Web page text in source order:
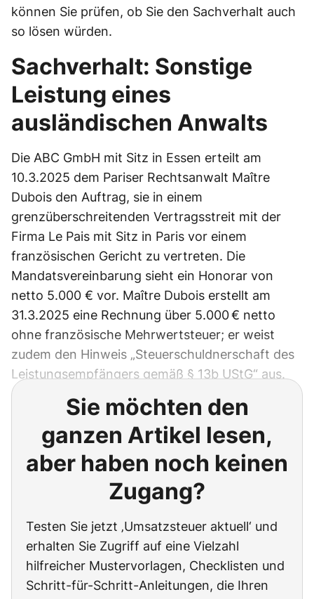
können Sie prüfen, ob Sie den Sachverhalt auch
so lösen würden.
Sachverhalt: Sonstige
Leistung eines
ausländischen Anwalts
Die ABC GmbH mit Sitz in Essen erteilt am
10.3.2025 dem Pariser Rechtsanwalt Maître
Dubois den Auftrag, sie in einem
grenzüberschreitenden Vertragsstreit mit der
Firma Le Pais mit Sitz in Paris vor einem
französischen Gericht zu vertreten. Die
Mandatsvereinbarung sieht ein Honorar von
netto 5.000 € vor. Maître Dubois erstellt am
31.3.2025 eine Rechnung über 5.000 € netto
ohne französische Mehrwertsteuer; er weist
zudem den Hinweis „Steuerschuldnerschaft des
Leistungsempfängers gemäß § 13b UStG“ aus.
Sie möchten den
ganzen Artikel lesen,
aber haben noch keinen
Zugang?
Testen Sie jetzt ‚Umsatzsteuer aktuell‘ und
erhalten Sie Zugriff auf eine Vielzahl
hilfreicher Mustervorlagen, Checklisten und
Schritt-für-Schritt-Anleitungen, die Ihren